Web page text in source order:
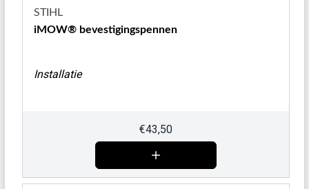
STIHL
iMOW® bevestigingspennen
Installatie
€43,50